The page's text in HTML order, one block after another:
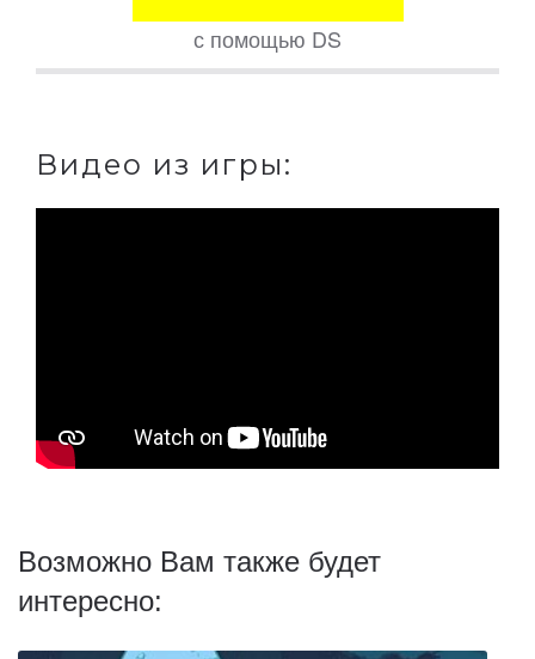
с помощью DS
Видео из игры:
Возможно Вам также будет
интересно: